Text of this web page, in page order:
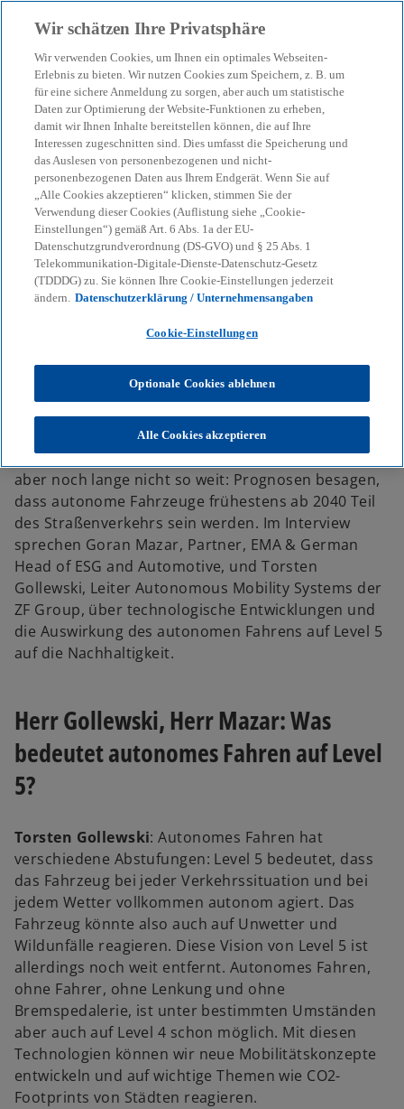
menu search
Autonomes Fahren: 3
Fragen und Antworten
15-05-2024
Share
w
i
r
d
i
n
e
e
R
e
s
e
r
k
a
t
g
ö
f
e
w
i
r
d
i
n
e
e
r
e
e
R
e
g
i
s
e
r
a
t
g
e
ö
f
f
e
w
i
r
d
i
n
e
e
r
e
e
R
e
i
s
e
r
a
t
g
e
ö
f
n
e
KI & Digitale Transformation
Autonomes Fahren: 3 Fragen und Antworten
Das Potenzial von autonomen Fahrzeugen klingt
vielversprechend: Weniger Unfälle im
Straßenverkehr, lebenswertere Städte und mehr
Nachhaltigkeit. In der Praxis ist die Technologie
aber noch lange nicht so weit: Prognosen besagen,
dass autonome Fahrzeuge frühestens ab 2040 Teil
des Straßenverkehrs sein werden. Im Interview
sprechen Goran Mazar, Partner, EMA & German
Head of ESG and Automotive, und Torsten
Gollewski, Leiter Autonomous Mobility Systems der
ZF Group, über technologische Entwicklungen und
die Auswirkung des autonomen Fahrens auf Level 5
auf die Nachhaltigkeit.
Herr Gollewski, Herr Mazar: Was
bedeutet autonomes Fahren auf Level
5?
Torsten Gollewski: Autonomes Fahren hat
verschiedene Abstufungen: Level 5 bedeutet, dass
das Fahrzeug bei jeder Verkehrssituation und bei
jedem Wetter vollkommen autonom agiert. Das
Fahrzeug könnte also auch auf Unwetter und
Wildunfälle reagieren. Diese Vision von Level 5 ist
allerdings noch weit entfernt. Autonomes Fahren,
ohne Fahrer, ohne Lenkung und ohne
Bremspedalerie, ist unter bestimmten Umständen
aber auch auf Level 4 schon möglich. Mit diesen
Technologien können wir neue Mobilitätskonzepte
entwickeln und auf wichtige Themen wie CO2-
Footprints von Städten reagieren.
Wir schätzen Ihre Privatsphäre
Wir verwenden Cookies, um Ihnen ein optimales Webseiten-
Erlebnis zu bieten. Wir nutzen Cookies zum Speichern, z. B. um
für eine sichere Anmeldung zu sorgen, aber auch um statistische
Daten zur Optimierung der Website-Funktionen zu erheben,
damit wir Ihnen Inhalte bereitstellen können, die auf Ihre
Interessen zugeschnitten sind. Dies umfasst die Speicherung und
das Auslesen von personenbezogenen und nicht-
personenbezogenen Daten aus Ihrem Endgerät. Wenn Sie auf
„Alle Cookies akzeptieren“ klicken, stimmen Sie der
Verwendung dieser Cookies (Auflistung siehe „Cookie-
Einstellungen“) gemäß Art. 6 Abs. 1a der EU-
Datenschutzgrundverordnung (DS-GVO) und § 25 Abs. 1
Telekommunikation-Digitale-Dienste-Datenschutz-Gesetz
(TDDDG) zu. Sie können Ihre Cookie-Einstellungen jederzeit
ändern. Datenschutzerklärung / Unternehmensangaben
Cookie-Einstellungen
Optionale Cookies ablehnen
Alle Cookies akzeptieren